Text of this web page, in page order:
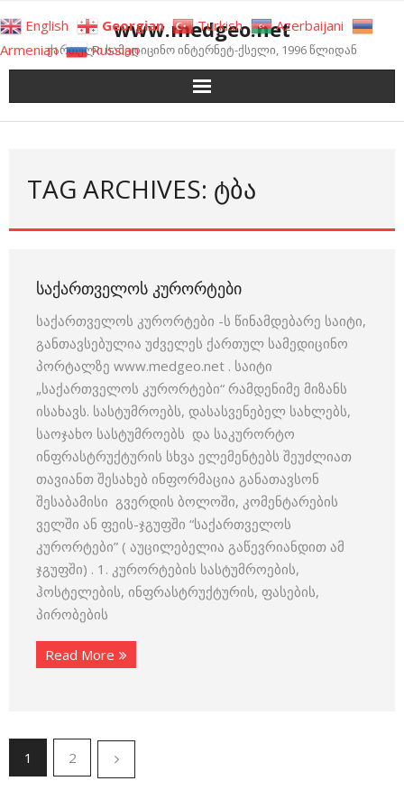
to
content
www.medgeo.net
ქართული სამედიცინო ინტერნეტ-ქსელი, 1996 წლიდან
TAG ARCHIVES: ᲢᲑᲐ
ᲡᲐᲥᲐᲠᲗᲕᲔᲚᲝᲡ ᲙᲣᲠᲝᲠᲢᲔᲑᲘ
საქართველოს კურორტები -ს წინამდებარე საიტი,
განთავსებულია უძველეს ქართულ სამედიცინო
პორტალზე www.medgeo.net . საიტი
„საქართველოს კურორტები“ რამდენიმე მიზანს
ისახავს. სასტუმროებს, დასასვენებელ სახლებს,
საოჯახო სასტუმროებს და საკურორტო
ინფრასტრუქტურის სხვა ელემენტებს შეუძლიათ
თავიანთ შესახებ ინფორმაცია განათავსონ
შესაბამისი გვერდის ბოლოში, კომენტარების
ველში ან ფეის-ჯგუფში “საქართველოს
კურორტები” ( აუცილებელია გაწევრიანდით ამ
ჯგუფში) . 1. კურორტების სასტუმროების,
ჰოსტელების, ინფრასტრუქტურის, ფასების,
პირობების
Read More
1 2
English Georgian Turkish
Azerbaijani
Armenian
Russian